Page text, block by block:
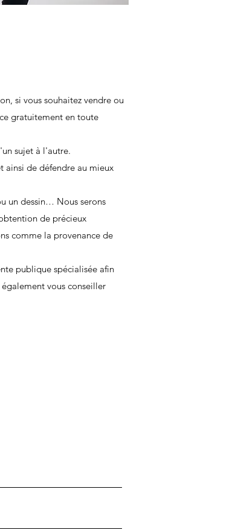
si vous souhaitez vendre ou
gratuitement en toute
sujet à l'autre.
de défendre au mieux
un dessin… Nous serons
de précieux
comme la provenance de
publique spécialisée afin
également vous conseiller